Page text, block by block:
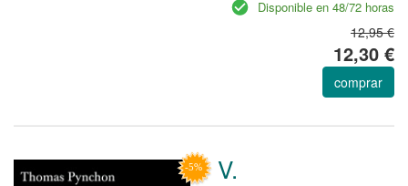
Disponible en 48/72 horas
12,95 €
12,30 €
comprar
V.